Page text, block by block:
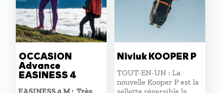
OCCASION
Advance
EASINESS 4
Niviuk KOOPER P
TOUT-EN-UN : La
nouvelle Kooper P est la